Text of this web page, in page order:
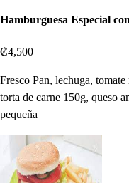
Hamburguesa Especial
₡4,500
Fresco Pan, lechuga,
torta de carne 150g, queso
pequeña